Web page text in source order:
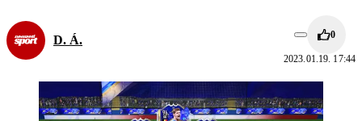
D. Á. 0
2023.01.19. 17:44